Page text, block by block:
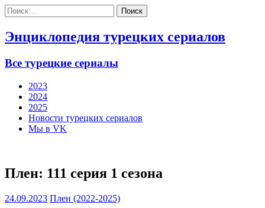
Найти:
Энциклопедия турецких сериалов
Все турецкие сериалы
2023
2024
2025
Новости турецких сериалов
Мы в VK
Плен: 111 серия 1 сезона
24.09.2023 Плен (2022-2025)